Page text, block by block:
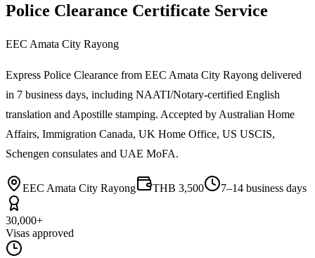
Police Clearance Certificate Service
EEC Amata City Rayong
Express Police Clearance from EEC Amata City Rayong delivered
in 7 business days, including NAATI/Notary-certified English
translation and Apostille stamping. Accepted by Australian Home
Affairs, Immigration Canada, UK Home Office, US USCIS,
Schengen consulates and UAE MoFA.
EEC Amata City Rayong THB 3,500 7–14 business days
30,000+
Visas approved